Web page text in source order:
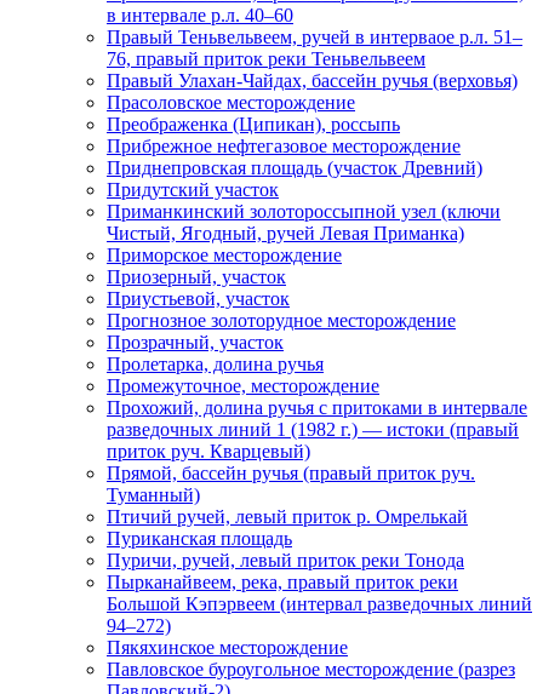
в интервале р.л. 40–60
Правый Теньвельвеем, ручей в интерваое р.л. 51–
76, правый приток реки Теньвельвеем
Правый Улахан-Чайдах, бассейн ручья (верховья)
Прасоловское месторождение
Преображенка (Ципикан), россыпь
Прибрежное нефтегазовое месторождение
Приднепровская площадь (участок Древний)
Придутский участок
Приманкинский золотороссыпной узел (ключи
Чистый, Ягодный, ручей Левая Приманка)
Приморское месторождение
Приозерный, участок
Приустьевой, участок
Прогнозное золоторудное месторождение
Прозрачный, участок
Пролетарка, долина ручья
Промежуточное, месторождение
Прохожий, долина ручья с притоками в интервале
разведочных линий 1 (1982 г.) — истоки (правый
приток руч. Кварцевый)
Прямой, бассейн ручья (правый приток руч.
Туманный)
Птичий ручей, левый приток р. Омрелькай
Пуриканская площадь
Пуричи, ручей, левый приток реки Тонода
Пырканайвеем, река, правый приток реки
Большой Кэпэрвеем (интервал разведочных линий
94–272)
Пякяхинское месторождение
Павловское буроугольное месторождение (разрез